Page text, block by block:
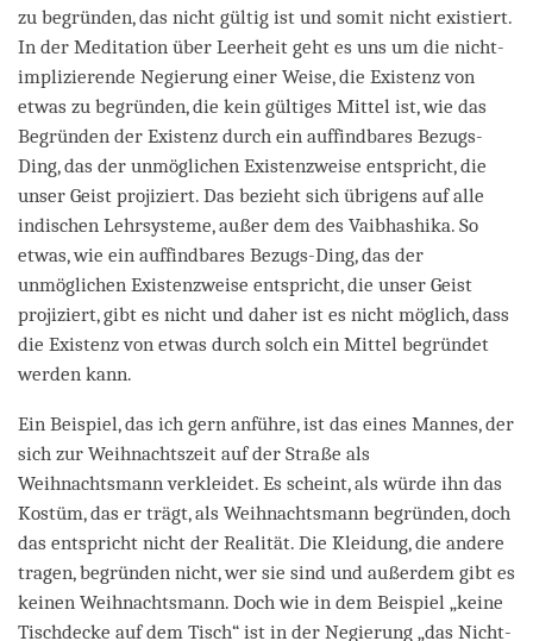
zu begründen, das nicht gültig ist und somit nicht existiert.
In der Meditation über Leerheit geht es uns um die nicht-
implizierende Negierung einer Weise, die Existenz von
etwas zu begründen, die kein gültiges Mittel ist, wie das
Begründen der Existenz durch ein auffindbares Bezugs-
Ding, das der unmöglichen Existenzweise entspricht, die
unser Geist projiziert. Das bezieht sich übrigens auf alle
indischen Lehrsysteme, außer dem des Vaibhashika. So
etwas, wie ein auffindbares Bezugs-Ding, das der
unmöglichen Existenzweise entspricht, die unser Geist
projiziert, gibt es nicht und daher ist es nicht möglich, dass
die Existenz von etwas durch solch ein Mittel begründet
werden kann.
Ein Beispiel, das ich gern anführe, ist das eines Mannes, der
sich zur Weihnachtszeit auf der Straße als
Weihnachtsmann verkleidet. Es scheint, als würde ihn das
Kostüm, das er trägt, als Weihnachtsmann begründen, doch
das entspricht nicht der Realität. Die Kleidung, die andere
tragen, begründen nicht, wer sie sind und außerdem gibt es
keinen Weihnachtsmann. Doch wie in dem Beispiel „keine
Tischdecke auf dem Tisch“ ist in der Negierung „das Nicht-